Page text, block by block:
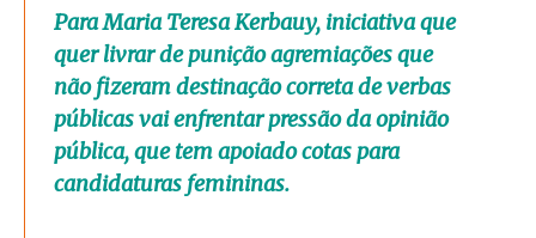
Para Maria Teresa Kerbauy, iniciativa que
quer livrar de punição agremiações que
não fizeram destinação correta de verbas
públicas vai enfrentar pressão da opinião
pública, que tem apoiado cotas para
candidaturas femininas.